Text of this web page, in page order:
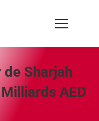
Recherche
:
Sharjah
AED